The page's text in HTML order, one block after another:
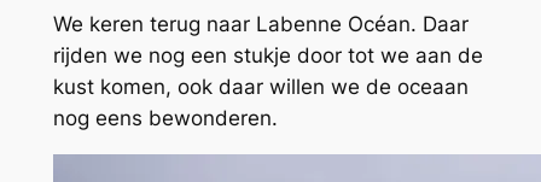
We keren terug naar Labenne Océan. Daar
rijden we nog een stukje door tot we aan de
kust komen, ook daar willen we de oceaan
nog eens bewonderen.